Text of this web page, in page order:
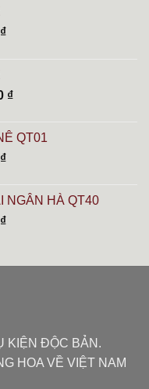
₫Giá
7.800.000 ₫.
₫.
₫Giá
là:
QT01
₫Giá
là:
5.400.000 ₫.
NGÂN HÀ QT40
₫Giá
là:
KIỆN ĐỘC BẢN.
HOA VỀ VIỆT NAM